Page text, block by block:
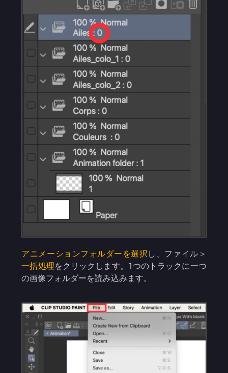
アニメーションフォルダーを選択 し、ファイル＞
一括処理をクリックします。1つのトラックに一つ
の画像フォルダーを読み込みます。